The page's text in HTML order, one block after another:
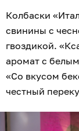
Колбаски
свинины с
гвоздикой.
аромат с
«Со вкусом
честный